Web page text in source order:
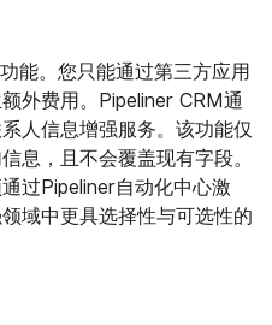
能。您只能通过第三方应用
外费用。Pipeliner CRM通
人信息增强服务。该功能仅
息，且不会覆盖现有字段。
过Pipeliner自动化中心激
域中更具选择性与可选性的